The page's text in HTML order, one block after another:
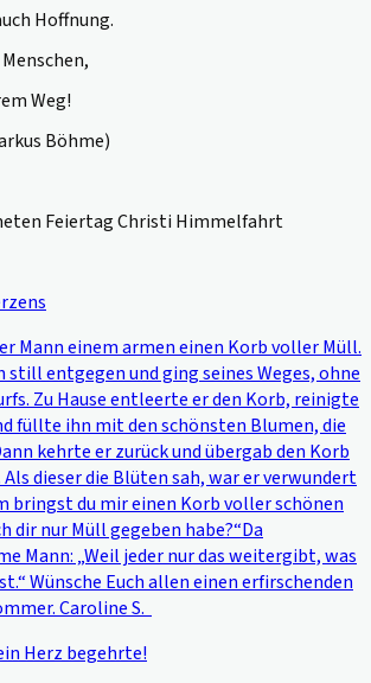
Hoffnung.
Weg!
Böhme)
Feiertag Christi Himmelfahrt
Mann einem armen einen Korb voller Müll.
still entgegen und ging seines Weges, ohne
Zu Hause entleerte er den Korb, reinigte
füllte ihn mit den schönsten Blumen, die
kehrte er zurück und übergab den Korb
dieser die Blüten sah, war er verwundert
bringst du mir einen Korb voller schönen
dir nur Müll gegeben habe?“Da
Mann: „Weil jeder nur das weitergibt, was
Wünsche Euch allen einen erfirschenden
Caroline S.
Herz begehrte!